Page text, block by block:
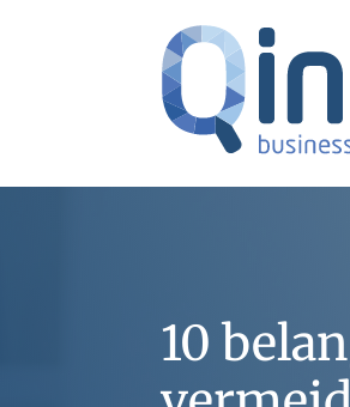
10